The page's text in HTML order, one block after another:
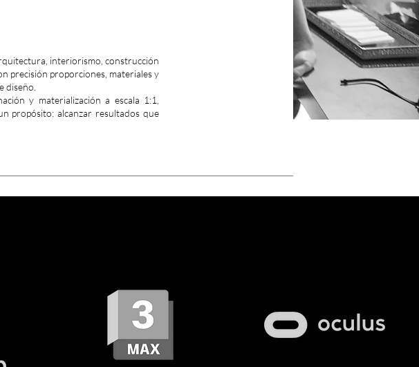
interiorismo, construcción
precisión proporciones, materiales y
diseño.
y materialización a escala 1:1,
propósito: alcanzar resultados que